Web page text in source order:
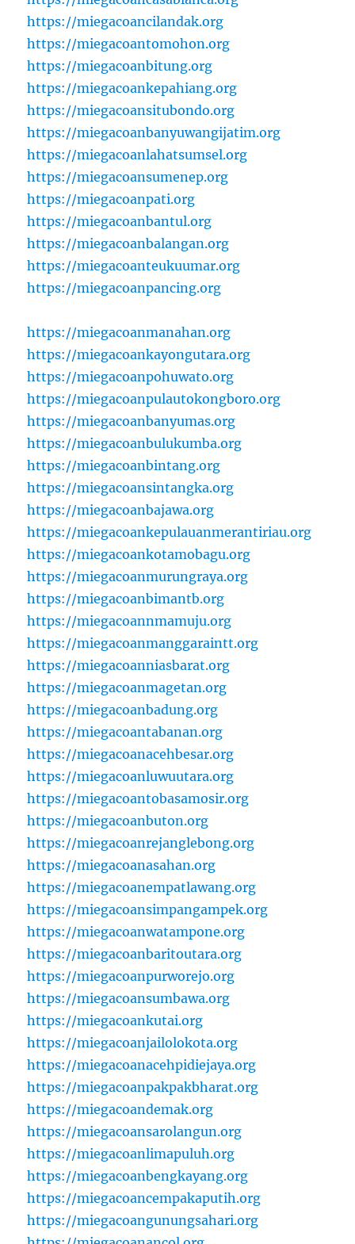
https://miegacoancilandak.org
https://miegacoantomohon.org
https://miegacoanbitung.org
https://miegacoankepahiang.org
https://miegacoansitubondo.org
https://miegacoanbanyuwangijatim.org
https://miegacoanlahatsumsel.org
https://miegacoansumenep.org
https://miegacoanpati.org
https://miegacoanbantul.org
https://miegacoanbalangan.org
https://miegacoanteukuumar.org
https://miegacoanpancing.org
https://miegacoanmanahan.org
https://miegacoankayongutara.org
https://miegacoanpohuwato.org
https://miegacoanpulautokongboro.org
https://miegacoanbanyumas.org
https://miegacoanbulukumba.org
https://miegacoanbintang.org
https://miegacoansintangka.org
https://miegacoanbajawa.org
https://miegacoankepulauanmerantiriau.org
https://miegacoankotamobagu.org
https://miegacoanmurungraya.org
https://miegacoanbimantb.org
https://miegacoannmamuju.org
https://miegacoanmanggaraintt.org
https://miegacoanniasbarat.org
https://miegacoanmagetan.org
https://miegacoanbadung.org
https://miegacoantabanan.org
https://miegacoanacehbesar.org
https://miegacoanluwuutara.org
https://miegacoantobasamosir.org
https://miegacoanbuton.org
https://miegacoanrejanglebong.org
https://miegacoanasahan.org
https://miegacoanempatlawang.org
https://miegacoansimpangampek.org
https://miegacoanwatampone.org
https://miegacoanbaritoutara.org
https://miegacoanpurworejo.org
https://miegacoansumbawa.org
https://miegacoankutai.org
https://miegacoanjailolokota.org
https://miegacoanacehpidiejaya.org
https://miegacoanpakpakbharat.org
https://miegacoandemak.org
https://miegacoansarolangun.org
https://miegacoanlimapuluh.org
https://miegacoanbengkayang.org
https://miegacoancempakaputih.org
https://miegacoangunungsahari.org